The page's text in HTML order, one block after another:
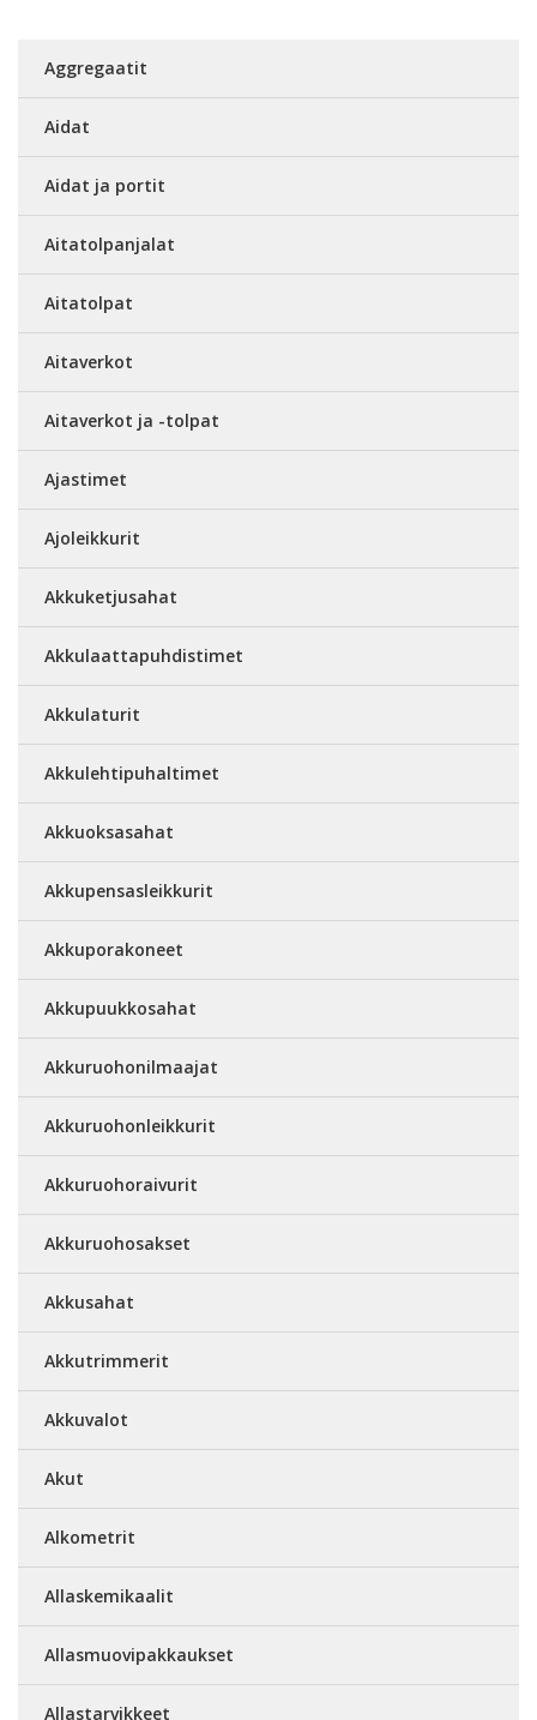
Aggregaatit
Aidat
Aidat ja portit
Aitatolpanjalat
Aitatolpat
Aitaverkot
Aitaverkot ja -tolpat
Ajastimet
Ajoleikkurit
Akkuketjusahat
Akkulaattapuhdistimet
Akkulaturit
Akkulehtipuhaltimet
Akkuoksasahat
Akkupensasleikkurit
Akkuporakoneet
Akkupuukkosahat
Akkuruohonilmaajat
Akkuruohonleikkurit
Akkuruohoraivurit
Akkuruohosakset
Akkusahat
Akkutrimmerit
Akkuvalot
Akut
Alkometrit
Allaskemikaalit
Allasmuovipakkaukset
Allastarvikkeet